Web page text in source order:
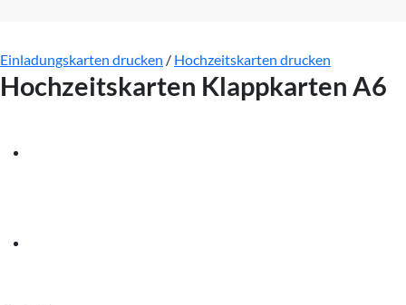
Einladungskarten drucken / Hochzeitskarten drucken
Hochzeitskarten Klappkarten A6